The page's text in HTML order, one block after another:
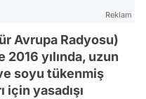
Reklam
Avrupa Radyosu)
2016 yılında, uzun
soyu tükenmiş
için yasadışı